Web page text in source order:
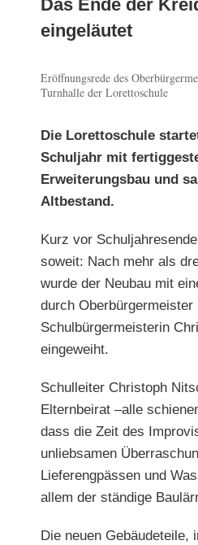
Das Ende der
eingeläutet
Zeige
grösseres
Bild
Eröffnungsrede des
Turnhalle der Lorettoschule
Die Lorettoschule
Schuljahr mit
Erweiterungsbau und
Altbestand.
Kurz vor
soweit: Nach mehr als
wurde der Neubau mit
durch Oberbürgermeister
Schulbürgermeisterin
eingeweiht.
Schulleiter Christoph
Elternbeirat –alle
dass die Zeit des Improvi
unliebsamen
Lieferengpässen und
allem der ständige
Die neuen Gebäudeteile,